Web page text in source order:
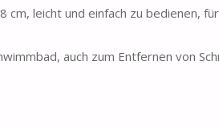
leicht und einfach zu bedienen,
auch zum Entfernen von